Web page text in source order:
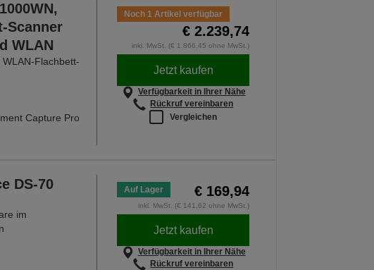
Scanner
WLAN
Flachbett-
Capture Pro
Noch 1 Artikel verfügbar
€ 2.239,74
inkl. MwSt. (€ 1.866,45 ohne MwSt.)
Jetzt kaufen
Verfügbarkeit in Ihrer Nähe
Rückruf vereinbaren
Vergleichen
DS-70
im
Auf Lager € 169,94
inkl. MwSt. (€ 141,62 ohne MwSt.)
Jetzt kaufen
Verfügbarkeit in Ihrer Nähe
Rückruf vereinbaren